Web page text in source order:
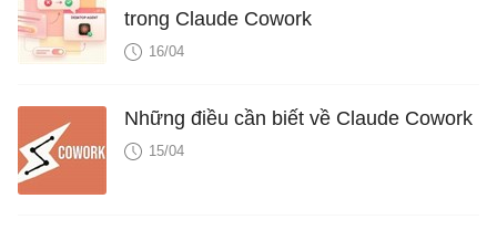
trong Claude Cowork
16/04
Những điều cần biết về Claude Cowork
15/04